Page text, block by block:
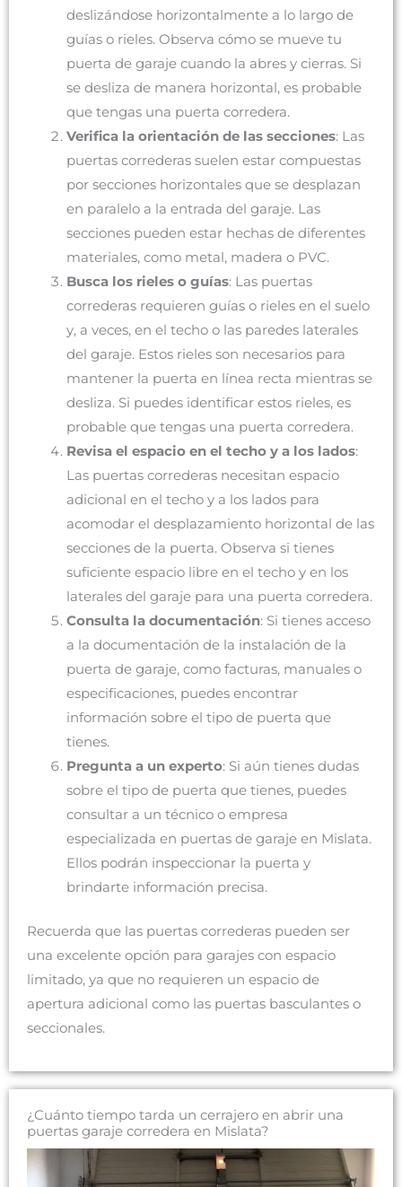
deslizándose horizontalmente a lo largo de
guías o rieles. Observa cómo se mueve tu
puerta de garaje cuando la abres y cierras. Si
se desliza de manera horizontal, es probable
que tengas una puerta corredera.
Verifica la orientación de las secciones: Las
puertas correderas suelen estar compuestas
por secciones horizontales que se desplazan
en paralelo a la entrada del garaje. Las
secciones pueden estar hechas de diferentes
materiales, como metal, madera o PVC.
Busca los rieles o guías: Las puertas
correderas requieren guías o rieles en el suelo
y, a veces, en el techo o las paredes laterales
del garaje. Estos rieles son necesarios para
mantener la puerta en línea recta mientras se
desliza. Si puedes identificar estos rieles, es
probable que tengas una puerta corredera.
Revisa el espacio en el techo y a los lados:
Las puertas correderas necesitan espacio
adicional en el techo y a los lados para
acomodar el desplazamiento horizontal de las
secciones de la puerta. Observa si tienes
suficiente espacio libre en el techo y en los
laterales del garaje para una puerta corredera.
Consulta la documentación: Si tienes acceso
a la documentación de la instalación de la
puerta de garaje, como facturas, manuales o
especificaciones, puedes encontrar
información sobre el tipo de puerta que
tienes.
Pregunta a un experto: Si aún tienes dudas
sobre el tipo de puerta que tienes, puedes
consultar a un técnico o empresa
especializada en puertas de garaje en Mislata.
Ellos podrán inspeccionar la puerta y
brindarte información precisa.
Recuerda que las puertas correderas pueden ser
una excelente opción para garajes con espacio
limitado, ya que no requieren un espacio de
apertura adicional como las puertas basculantes o
seccionales.
¿Cuánto tiempo tarda un cerrajero en abrir una
puertas garaje corredera en Mislata?